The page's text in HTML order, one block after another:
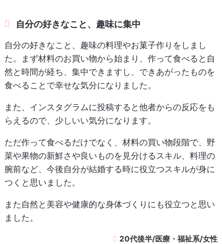
自分の好きなこと、趣味に集中
自分の好きなこと、趣味の料理やお菓子作りをしまし
た。まず材料のお買い物から始まり、作って食べると自
然と時間が経ち、集中できますし、できあがったものを
食べることで幸せな気分になりました。
また、インスタグラムに投稿すると他者からの反応をも
らえるので、少しいい気分になります。
ただ作って食べるだけでなく、材料の買い物段階で、野
菜や果物の新鮮さや良いものを見分けるスキル、料理の
腕前など、今後自分が結婚する時に役立つスキルが身に
つくと思いました。
また自然と美容や健康的な身体づくりにも役立つと思い
ました。
20代後半/医療・福祉系/女性